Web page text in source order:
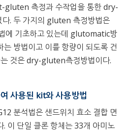
측정과 수작업을 통한 dry-
. 두 가지의 gluten 측정방법은
에 기초하고 있는데 glutomatic방
방법이고 이를 항량이 되도록 건
것은 dry-gluten측정방법이다.
사용된 kit와 사용방법
분석법은 샌드위치 효소 결합 면
. 이 단일 클론 항체는 33개 아미노